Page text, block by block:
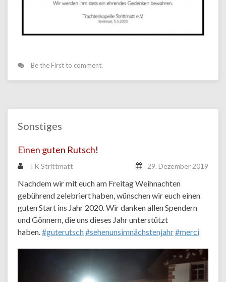
Be the First to comment.
Sonstiges
Einen guten Rutsch!
TK Strittmatt 29. Dezember 2019
Nachdem wir mit euch am Freitag Weihnachten
gebührend zelebriert haben, wünschen wir euch einen
guten Start ins Jahr 2020. Wir danken allen Spendern
und Gönnern, die uns dieses Jahr unterstützt
haben.#guterutsch#sehenunsimnächstenjahr#merci